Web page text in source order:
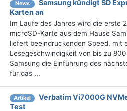
News
Samsung kündigt SD
Karten an
Im Laufe des Jahres wird die erste
microSD-Karte aus dem Hause
liefert beeindruckenden Speed, mit
Lesegeschwindigkeit von bis zu
Samsung die Einführung des
für das ...
Artikel
Verbatim Vi7000G NVMe
Test